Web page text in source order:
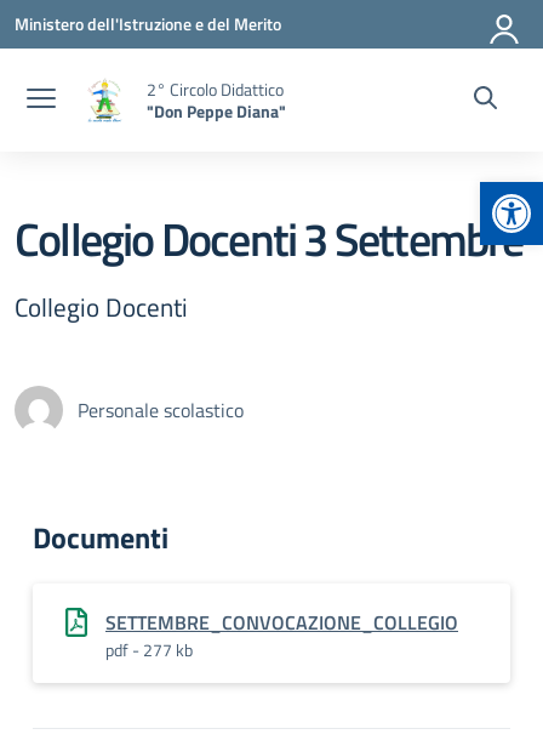
Vai ai contenuti
Vai al menu di navigazione
Vai al footer
Ministero dell'Istruzione e del Merito
2° Circolo Didattico
"Don Peppe Diana"
Collegio Docenti 3 Settembre
Collegio Docenti
Personale scolastico
Documenti
SETTEMBRE_CONVOCAZIONE_COLLEGIO
pdf - 277 kb